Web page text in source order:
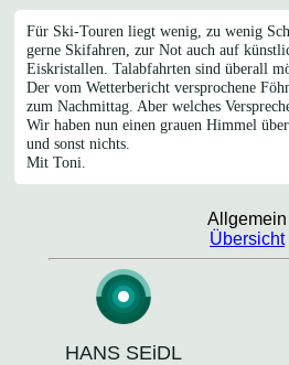
Für Ski-Touren liegt wenig, zu wenig
gerne Skifahren, zur Not auch auf
Eiskristallen. Talabfahrten sind überall
Der vom Wetterbericht versprochene
zum Nachmittag. Aber welches
Wir haben nun einen grauen Himmel
und sonst nichts.
Mit Toni.
Allgemein
Übersicht
HANS SEiDL